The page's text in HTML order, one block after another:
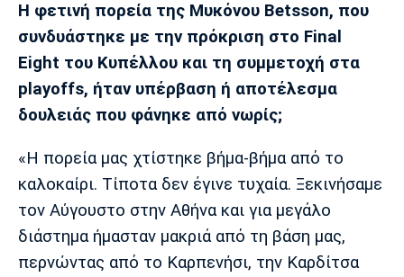
Media
Παρασκήνιο
Μπαρτσελόνα
Ρεάλ
Μαδρίτης
Ατλέτικο
Μαδρίτης
Μάντσεστερ
Γιουνάιτεντ
Τσέλσι
Λίβερπουλ
Μάντσεστερ
Σίτι
Γιουβέντους
Η φετινή πορεία της Μυκόνου Betsson, που
συνδυάστηκε με την πρόκριση στο Final
Eight του Κυπέλλου και τη συμμετοχή στα
playoffs, ήταν υπέρβαση ή αποτέλεσμα
δουλειάς που φάνηκε από νωρίς;
«Η πορεία μας χτίστηκε βήμα-βήμα από το
καλοκαίρι. Τίποτα δεν έγινε τυχαία. Ξεκινήσαμε
τον Αύγουστο στην Αθήνα και για μεγάλο
διάστημα ήμασταν μακριά από τη βάση μας,
περνώντας από το Καρπενήσι, την Καρδίτσα